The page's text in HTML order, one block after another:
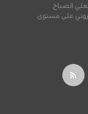
الصباح
على مستوى